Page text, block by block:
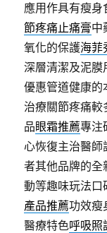
應用作具有瘦
節疼痛止痛膏中
氧化的保護海菲
深層清潔及泥膜
優惠管道健康
治療關節疼痛
品眼霜推薦專注
心恢復主治醫師
者其他品牌的全
動等趣味玩法
產品推薦功效瘦
醫療特色呼吸照